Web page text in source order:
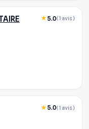
5.0(1 avis)
5.0(1 avis)